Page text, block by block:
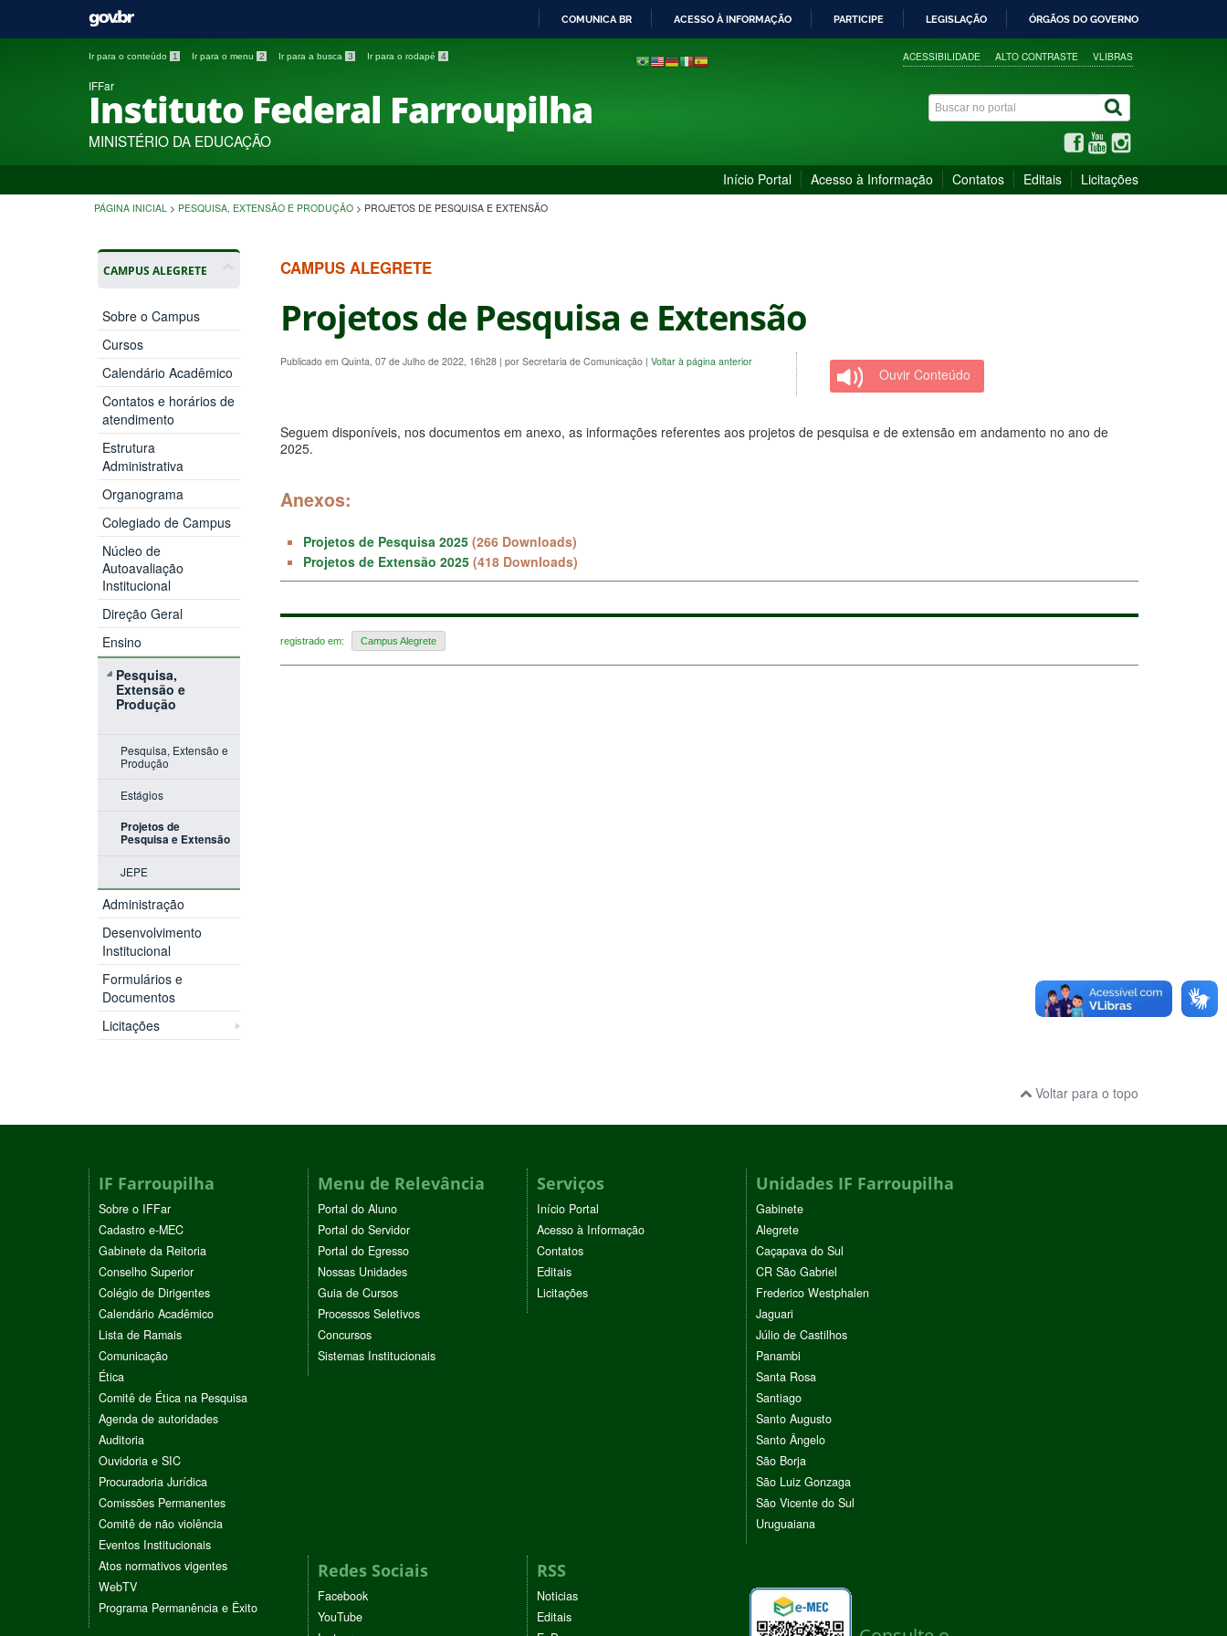
PARA
COMUNICA BR ACESSO À INFORMAÇÃO PARTICIPE LEGISLAÇÃO ÓRGÃOS DO GOVERNO
Ir para o conteúdo 1 Ir para o menu 2 Ir para a busca 3 Ir para o rodapé 4 ACESSIBILIDADE ALTO CONTRASTE VLIBRAS
IFFar
Instituto Federal Farroupilha
MINISTÉRIO DA EDUCAÇÃO
Início Portal Acesso à Informação Contatos Editais Licitações
PÁGINA INICIAL > PESQUISA, EXTENSÃO E PRODUÇÃO > PROJETOS DE PESQUISA E EXTENSÃO
CAMPUS ALEGRETE
Sobre o Campus
Cursos
Calendário Acadêmico
Contatos e horários de
atendimento
Estrutura
Administrativa
Organograma
Colegiado de Campus
Núcleo de
Autoavaliação
Institucional
Direção Geral
Ensino
Pesquisa,
Extensão e
Produção
Pesquisa, Extensão e
Produção
Estágios
Projetos de
Pesquisa e Extensão
JEPE
Administração
Desenvolvimento
Institucional
Formulários e
Documentos
Licitações
CAMPUS ALEGRETE
Projetos de Pesquisa e Extensão
Publicado em Quinta, 07 de Julho de 2022, 16h28 | por Secretaria de Comunicação | Voltar à página anterior
Ouvir Conteúdo
Seguem disponíveis, nos documentos em anexo, as informações referentes aos projetos de pesquisa e de extensão em andamento no ano de
2025.
Anexos:
Projetos de Pesquisa 2025 (266 Downloads)
Projetos de Extensão 2025 (418 Downloads)
registrado em: Campus Alegrete
Voltar para o topo
IF Farroupilha
Sobre o IFFar
Cadastro e-MEC
Gabinete da Reitoria
Conselho Superior
Colégio de Dirigentes
Calendário Acadêmico
Lista de Ramais
Comunicação
Ética
Comitê de Ética na Pesquisa
Agenda de autoridades
Auditoria
Ouvidoria e SIC
Procuradoria Jurídica
Comissões Permanentes
Comitê de não violência
Eventos Institucionais
Atos normativos vigentes
WebTV
Programa Permanência e Êxito
Menu de Relevância
Portal do Aluno
Portal do Servidor
Portal do Egresso
Nossas Unidades
Guia de Cursos
Processos Seletivos
Concursos
Sistemas Institucionais
Serviços
Início Portal
Acesso à Informação
Contatos
Editais
Licitações
Unidades IF Farroupilha
Gabinete
Alegrete
Caçapava do Sul
CR São Gabriel
Frederico Westphalen
Jaguari
Júlio de Castilhos
Panambi
Santa Rosa
Santiago
Santo Augusto
Santo Ângelo
São Borja
São Luiz Gonzaga
São Vicente do Sul
Uruguaiana
Redes Sociais
Facebook
YouTube
RSS
Noticias
Editais